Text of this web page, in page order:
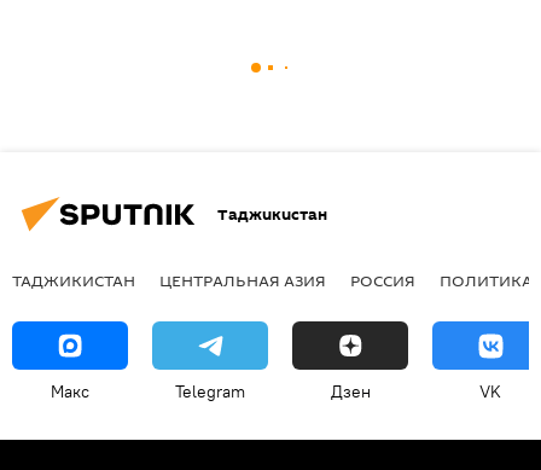
Таджикистан
ТАДЖИКИСТАН ЦЕНТРАЛЬНАЯ АЗИЯ РОССИЯ ПОЛИТИКА
Макс Telegram Дзен VK